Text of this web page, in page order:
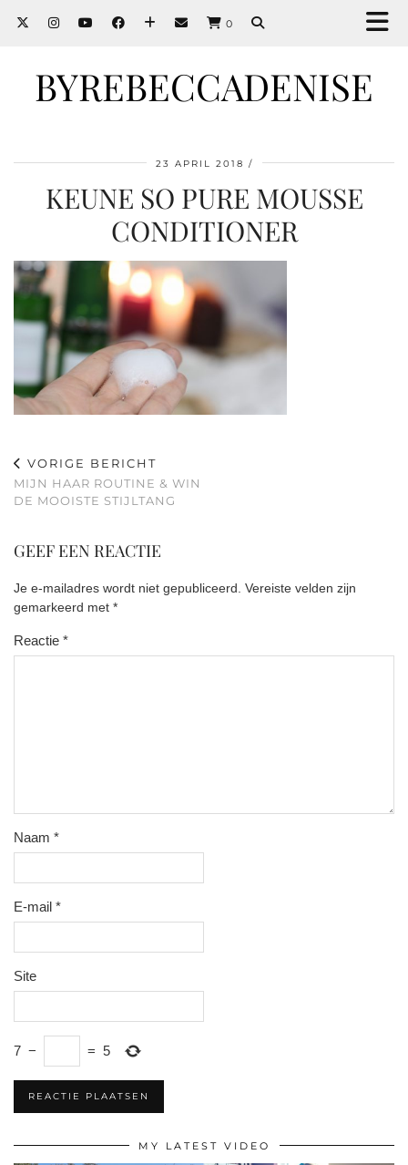
0
BYREBECCADENISE
23 APRIL 2018
KEUNE SO PURE MOUSSE
CONDITIONER
VORIGE BERICHT
MIJN HAAR ROUTINE & WIN
DE MOOISTE STIJLTANG
GEEF EEN REACTIE
Je e-mailadres wordt niet gepubliceerd. Vereiste velden zijn
gemarkeerd met *
Reactie *
Naam *
E-mail *
Site
7 − = 5
MY LATEST VIDEO